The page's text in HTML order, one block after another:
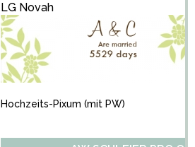
LG Novah
Hochzeits-Pixum (mit PW)